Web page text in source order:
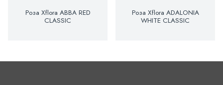
Роза Xflora ABBA RED
CLASSIC
Роза Xflora ADALONIA
WHITE CLASSIC